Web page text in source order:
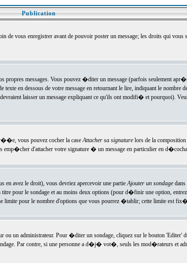
Publication
vous enregistrer avant de pouvoir poster un message; les droits qui
messages. Vous pouvez �diter un message (parfois seulement
en dessous de votre message en retournant le lire, indiquant le
laisser un message expliquant ce qu'ils ont modifi� et pourquoi).
vous pouvez cocher la caseAttacher sa signaturelors de la composition
d'attacher votre signature � un message en particulier en
en avez le droit), vous devriez apercevoir une partieAjouter un sondagedans
pour le sondage et au moins deux options (pour d�finir une option,
pour le nombre d'options que vous pourrez �tablir; cette limite est
un administrateur. Pour �diter un sondage, cliquez sur le bouton 'Editer'
Par contre, si une personne a d�j� vot�, seuls les mod�rateurs et